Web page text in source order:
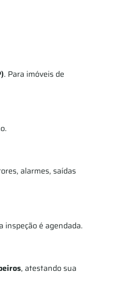
. Para imóveis de
alarmes, saídas
inspeção é agendada.
, atestando sua